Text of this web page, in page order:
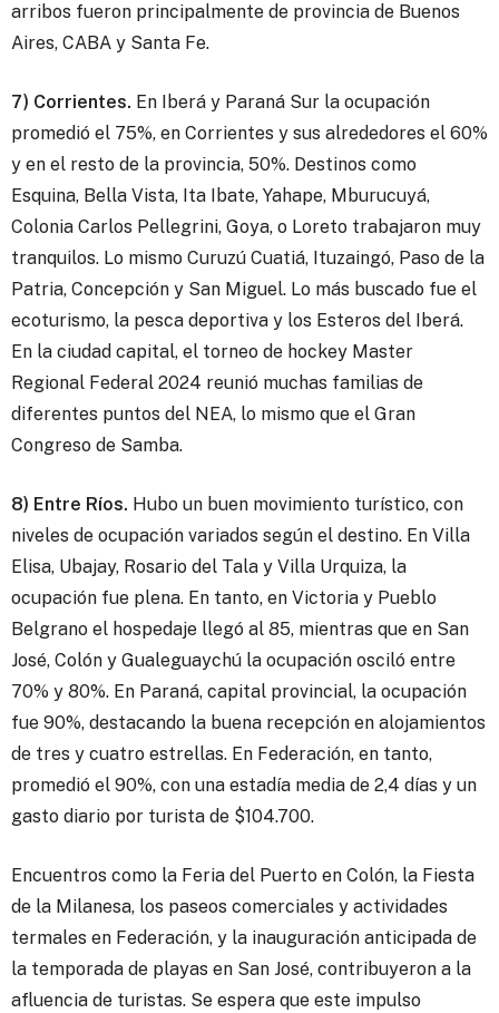
arribos fueron principalmente de provincia de Buenos
Aires, CABA y Santa Fe.
7) Corrientes. En Iberá y Paraná Sur la ocupación
promedió el 75%, en Corrientes y sus alrededores el 60%
y en el resto de la provincia, 50%. Destinos como
Esquina, Bella Vista, Ita Ibate, Yahape, Mburucuyá,
Colonia Carlos Pellegrini, Goya, o Loreto trabajaron muy
tranquilos. Lo mismo Curuzú Cuatiá, Ituzaingó, Paso de la
Patria, Concepción y San Miguel. Lo más buscado fue el
ecoturismo, la pesca deportiva y los Esteros del Iberá.
En la ciudad capital, el torneo de hockey Master
Regional Federal 2024 reunió muchas familias de
diferentes puntos del NEA, lo mismo que el Gran
Congreso de Samba.
8) Entre Ríos. Hubo un buen movimiento turístico, con
niveles de ocupación variados según el destino. En Villa
Elisa, Ubajay, Rosario del Tala y Villa Urquiza, la
ocupación fue plena. En tanto, en Victoria y Pueblo
Belgrano el hospedaje llegó al 85, mientras que en San
José, Colón y Gualeguaychú la ocupación osciló entre
70% y 80%. En Paraná, capital provincial, la ocupación
fue 90%, destacando la buena recepción en alojamientos
de tres y cuatro estrellas. En Federación, en tanto,
promedió el 90%, con una estadía media de 2,4 días y un
gasto diario por turista de $104.700.
Encuentros como la Feria del Puerto en Colón, la Fiesta
de la Milanesa, los paseos comerciales y actividades
termales en Federación, y la inauguración anticipada de
la temporada de playas en San José, contribuyeron a la
afluencia de turistas. Se espera que este impulso